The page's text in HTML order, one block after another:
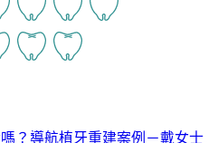
？導航植牙重建案例－戴女士